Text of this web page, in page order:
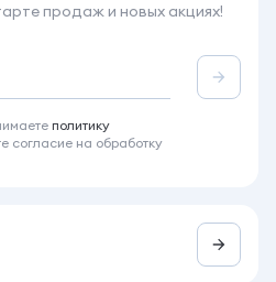
продаж и новых акциях!
политику
согласие на обработку